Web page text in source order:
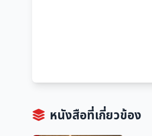
หนังสือที่เกี่ยวข้อง